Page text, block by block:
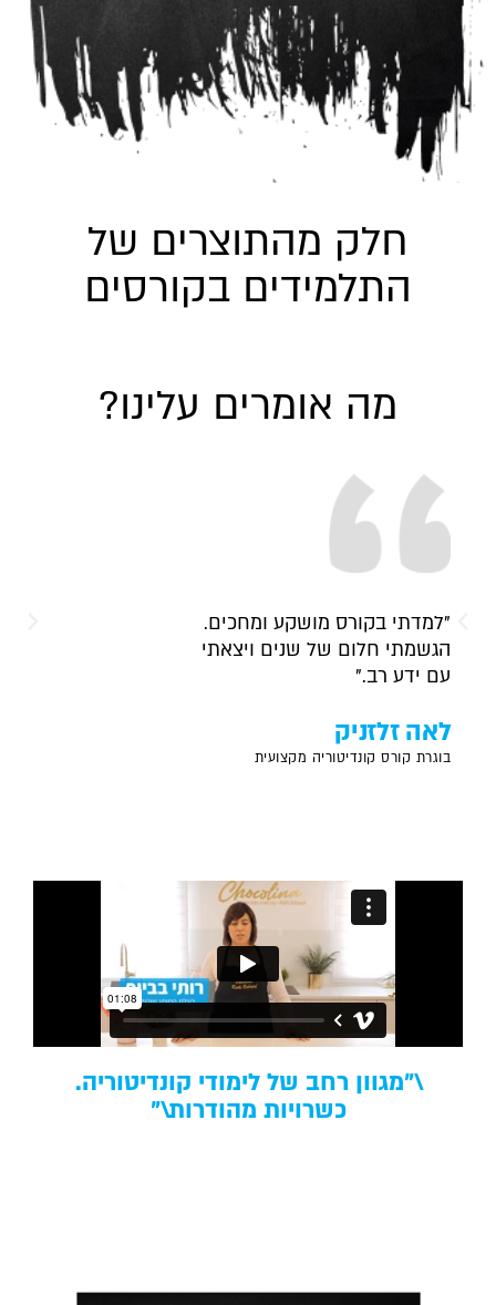
חלק מהתוצרים של
התלמידים בקורסים
מה אומרים עלינו?
"למדתי בקורס מושקע ומחכים.
הגשמתי חלום של שנים ויצאתי
עם ידע רב."
לאה זלזניק
בוגרת קורס קונדיטוריה מקצועית
\"מגוון רחב של לימודי קונדיטוריה.
כשרויות מהודרות\"